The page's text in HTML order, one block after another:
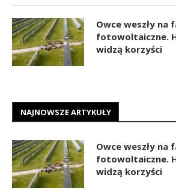
Owce weszły na
fotowoltaiczne.
widzą korzyści
NAJNOWSZE ARTYKUŁY
Owce weszły na
fotowoltaiczne.
widzą korzyści